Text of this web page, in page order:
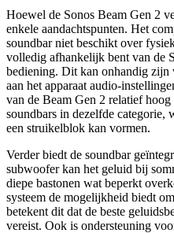
Hoewel de Sonos Beam Gen 2
enkele aandachtspunten. Het
soundbar niet beschikt over
volledig afhankelijk bent van de
bediening. Dit kan onhandig
aan het apparaat audio-
van de Beam Gen 2 relatief
soundbars in dezelfde categorie,
een struikelblok kan vormen.
Verder biedt de soundbar
subwoofer kan het geluid bij
diepe bastonen wat beperkt
systeem de mogelijkheid biedt
betekent dit dat de beste
vereist. Ook is ondersteuning